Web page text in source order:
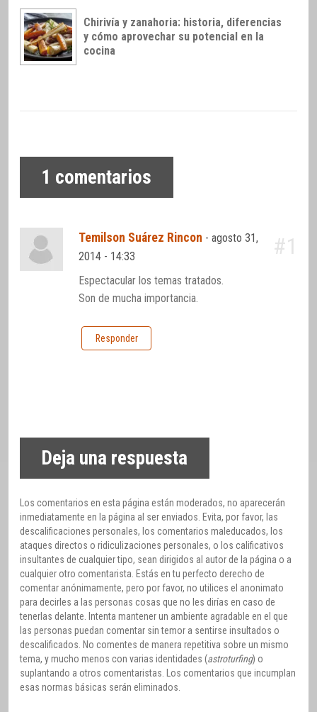
Chirivía y zanahoria: historia, diferencias
y cómo aprovechar su potencial en la
cocina
1 comentarios
Temilson Suárez Rincon -agosto 31,
2014 - 14:33
#1
Espectacular los temas tratados.
Son de mucha importancia.
Responder
Deja una respuesta
Los comentarios en esta página están moderados, no aparecerán
inmediatamente en la página al ser enviados. Evita, por favor, las
descalificaciones personales, los comentarios maleducados, los
ataques directos o ridiculizaciones personales, o los calificativos
insultantes de cualquier tipo, sean dirigidos al autor de la página o a
cualquier otro comentarista. Estás en tu perfecto derecho de
comentar anónimamente, pero por favor, no utilices el anonimato
para decirles a las personas cosas que no les dirías en caso de
tenerlas delante. Intenta mantener un ambiente agradable en el que
las personas puedan comentar sin temor a sentirse insultados o
descalificados. No comentes de manera repetitiva sobre un mismo
tema, y mucho menos con varias identidades (astroturfing) o
suplantando a otros comentaristas. Los comentarios que incumplan
esas normas básicas serán eliminados.